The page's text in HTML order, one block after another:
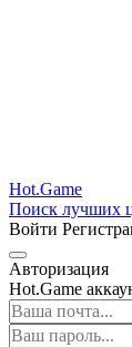
Hot.Game
Поиск лучших
Войти
Авторизация
Hot.Game